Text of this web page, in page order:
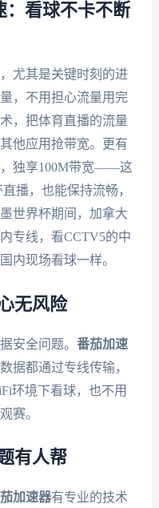
：看球不卡不断
尤其是关键时刻的进
，不用担心流量用完
，把体育直播的流量
他应用抢带宽。更有
，独享100M带宽——这
播，也能保持流畅，
世界杯期间，加拿大
专线，看CCTV5的中
内现场看球一样。
无风险
安全问题。 番茄加速
据都通过专线传输，
环境下看球，也不用
赛。
有人帮
加速器有专业的技术